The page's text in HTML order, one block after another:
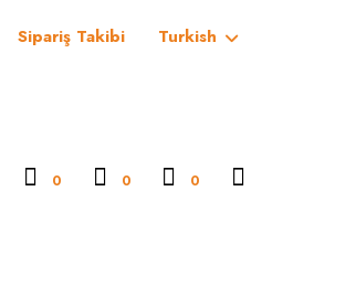
Sipariş Takibi Turkish
0 0 0